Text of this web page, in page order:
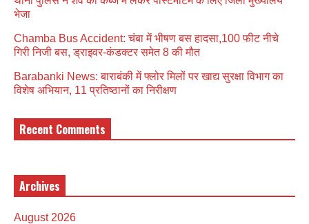
भेजा
Chamba Bus Accident: चंबा में भीषण बस हादसा,100 फीट नीचे
गिरी निजी बस, ड्राइवर-कंडक्टर समेत 8 की मौत
Barabanki News: बाराबंकी में फ्लोर मिलों पर खाद्य सुरक्षा विभाग का
विशेष अभियान, 11 प्रतिष्ठानों का निरीक्षण
Recent Comments
Archives
August 2026